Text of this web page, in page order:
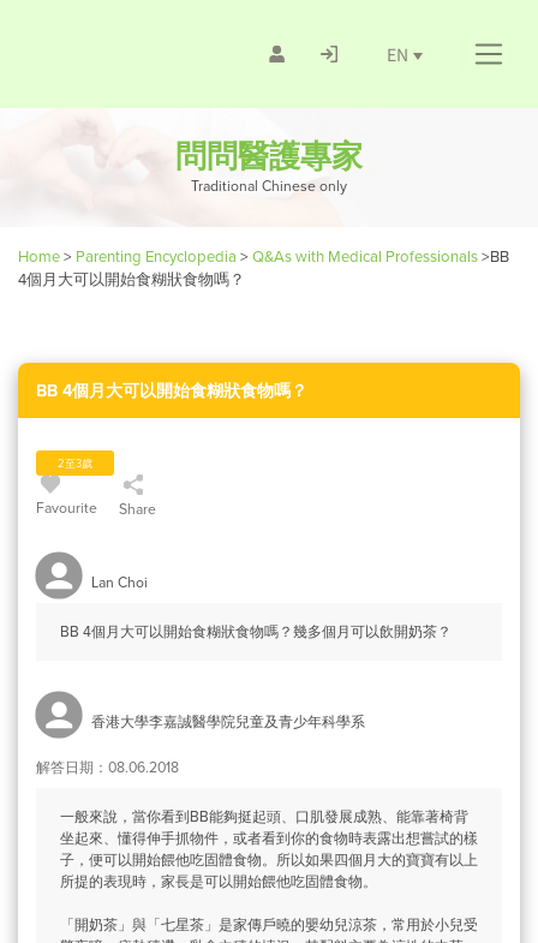
EN
問問醫護專家
Traditional Chinese only
Home> Parenting Encyclopedia > Q&As with Medical Professionals>BB
4個月大可以開始食糊狀食物嗎？
BB 4個月大可以開始食糊狀食物嗎？
2至3歲
Favourite Share
Lan Choi
BB 4個月大可以開始食糊狀食物嗎？幾多個月可以飲開奶茶？
香港大學李嘉誠醫學院兒童及青少年科學系
解答日期：08.06.2018
一般來說，當你看到BB能夠挺起頭、口肌發展成熟、能靠著椅背
坐起來、懂得伸手抓物件，或者看到你的食物時表露出想嘗試的樣
子，便可以開始餵他吃固體食物。所以如果四個月大的寶寶有以上
所提的表現時，家長是可以開始餵他吃固體食物。
「開奶茶」與「七星茶」是家傳戶曉的嬰幼兒涼茶，常用於小兒受